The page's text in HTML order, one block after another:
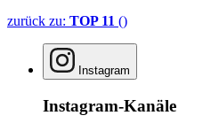
zurück zu: TOP 11 ()
Instagram
Instagram-Kanäle